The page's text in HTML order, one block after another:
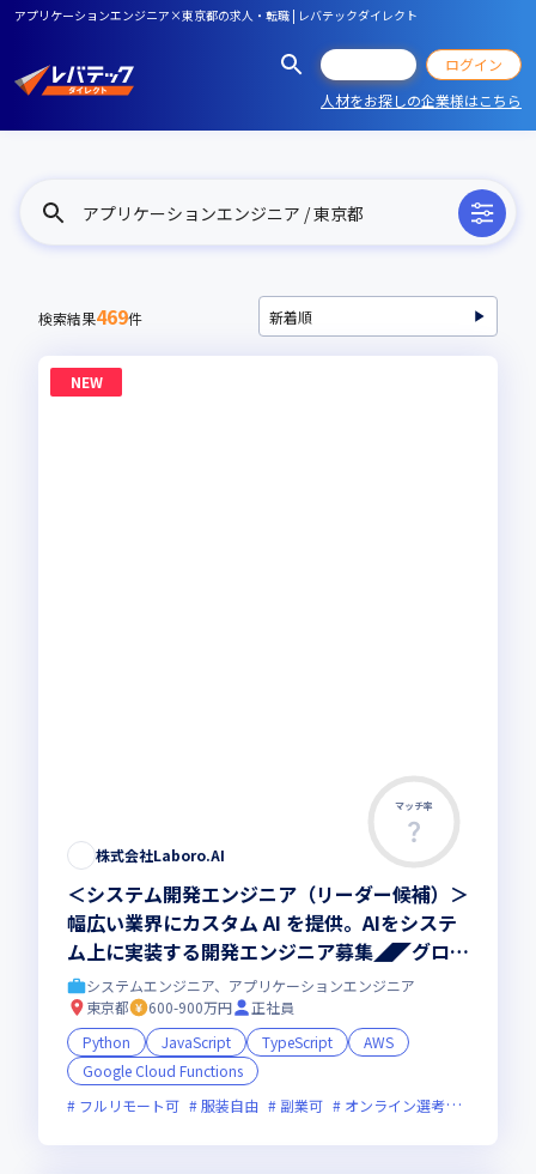
アプリケーションエンジニア×東京都の求人・転職 | レバテックダイレクト
ログイン
人材をお探しの企業様はこちら
アプリケーションエンジニア / 東京都
検索結果469件
NEW
マッチ率
株式会社Laboro.AI
＜システム開発エンジニア（リーダー候補）＞
幅広い業界にカスタム AI を提供。AIをシステ
ム上に実装する開発エンジニア募集◢◤グロー
ス上場◢◤フルリモートOK◢◤
システムエンジニア、アプリケーションエンジニア
東京都
600-900万円
正社員
Python
JavaScript TypeScript
AWS
Google Cloud Functions
フルリモート可
服装自由 副業可 オンライン選考可